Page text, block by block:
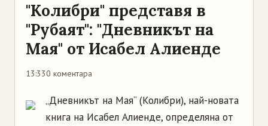
"Колибри" представя в
"Рубаят": "Дневникът на
Мая" от Исабел Алиенде
13:330 коментара
„Дневникът на Мая“ (Колибри), най-новата
книга на Исабел Алиенде, определяна от